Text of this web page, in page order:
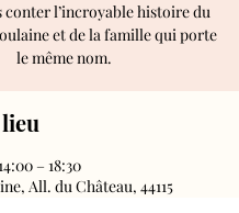
conter l’incroyable histoire du
et de la famille qui porte
le même nom.
– 18:30
All. du Château, 44115